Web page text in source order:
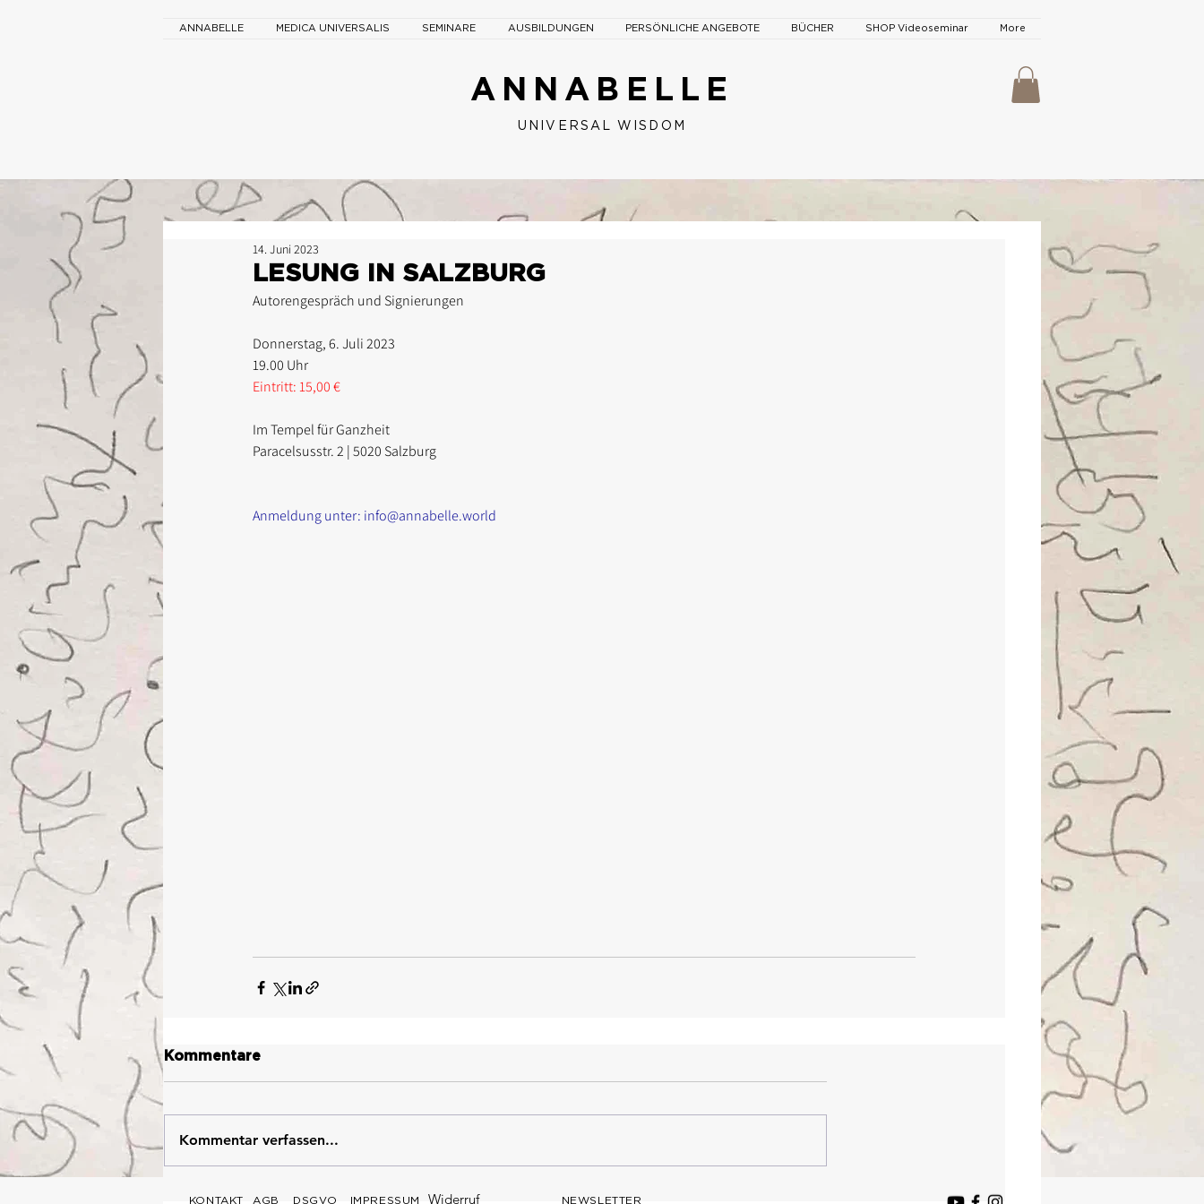
ANNABELLE MEDICA UNIVERSALIS SEMINARE AUSBILDUNGEN PERSÖNLICHE ANGEBOTE BÜCHER SHOP Videoseminar More
ANNABELLE
UNIVERSAL W ISDOM
LESUNG IN SALZBURG
14. Juni 2023
Autorengespräch und Signierungen
Donnerstag, 6. Juli 2023
19.00 Uhr
Eintritt: 15,00 €
Im Tempel für Ganzheit
Paracelsusstr. 2 | 5020 Salzburg
Anmeldung unter: info@annabelle.world
Kommentare
Kommentar verfassen...
KONTAKT AGB DSGVO IMPRESSUM Widerruf NEWSLETTER